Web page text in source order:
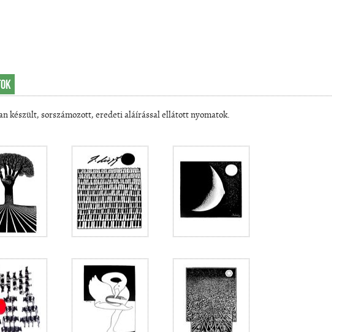
készült, sorszámozott, eredeti aláírással ellátott nyomatok.